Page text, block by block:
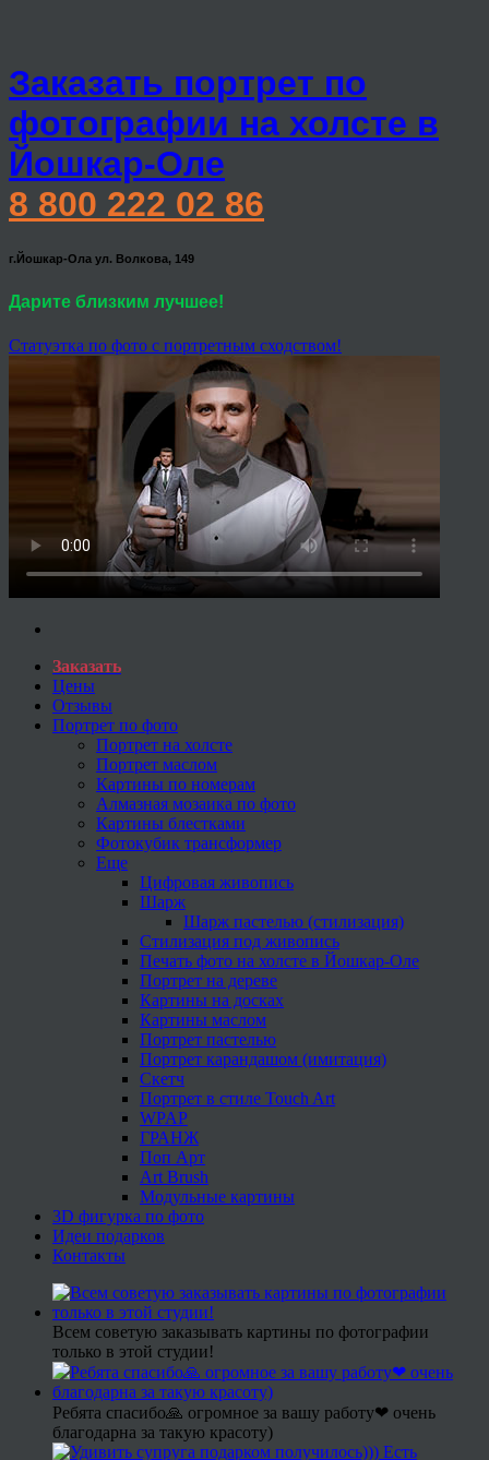
Заказать портрет по
фотографии на холсте в
Йошкар-Оле
8 800 222 02 86
г.Йошкар-Ола ул. Волкова, 149
Дарите близким лучшее!
Статуэтка по фото с портретным сходством!
Заказать
Цены
Отзывы
Портрет по фото
Портрет на холсте
Портрет маслом
Картины по номерам
Алмазная мозаика по фото
Картины блестками
Фотокубик трансформер
Еще
Цифровая живопись
Шарж
Шарж пастелью (стилизация)
Стилизация под живопись
Печать фото на холсте в Йошкар-Оле
Портрет на дереве
Картины на досках
Картины маслом
Портрет пастелью
Портрет карандашом (имитация)
Скетч
Портрет в стиле Touch Art
WPAP
ГРАНЖ
Поп Арт
Art Brush
Модульные картины
3D фигурка по фото
Идеи подарков
Контакты
Всем советую заказывать картины по фотографии
только в этой студии!
Ребята спасибо🙏 огромное за вашу работу❤ очень
благодарна за такую красоту)